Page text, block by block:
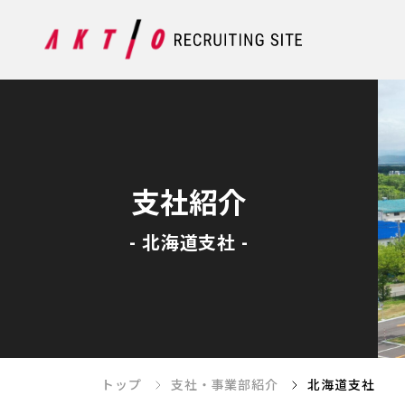
支社紹介
- 北海道支社 -
トップ 支社・事業部紹介 北海道支社